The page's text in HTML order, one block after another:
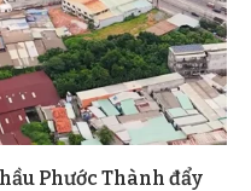
Phước Thành đẩy